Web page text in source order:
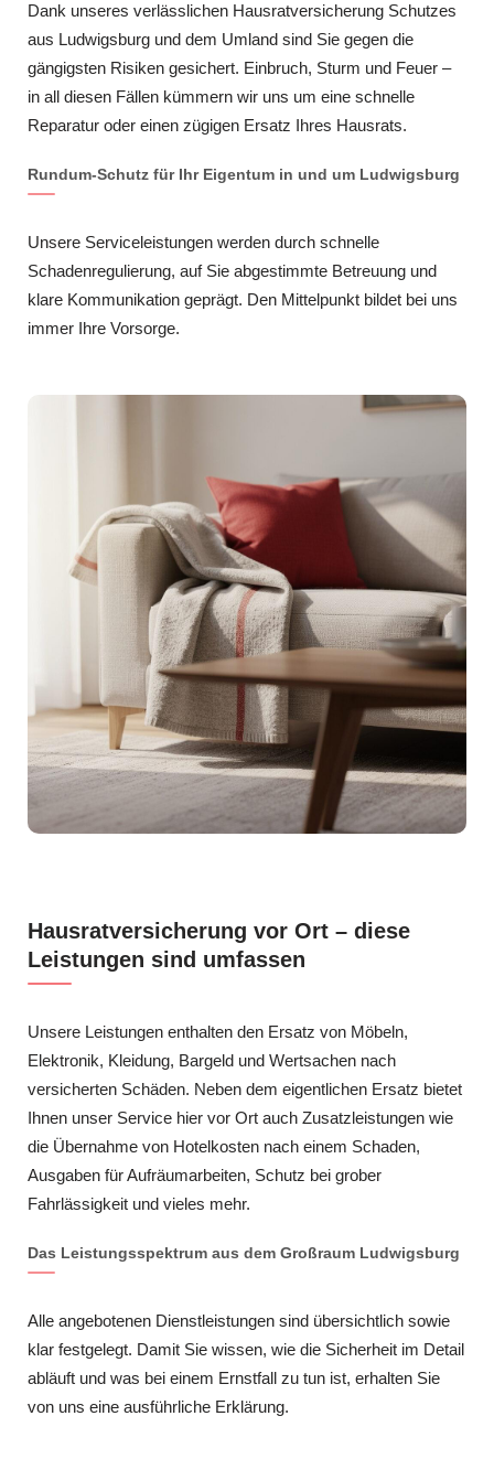
Dank unseres verlässlichen Hausratversicherung Schutzes
aus Ludwigsburg und dem Umland sind Sie gegen die
gängigsten Risiken gesichert. Einbruch, Sturm und Feuer –
in all diesen Fällen kümmern wir uns um eine schnelle
Reparatur oder einen zügigen Ersatz Ihres Hausrats.
Rundum-Schutz für Ihr Eigentum in und um Ludwigsburg
Unsere Serviceleistungen werden durch schnelle
Schadenregulierung, auf Sie abgestimmte Betreuung und
klare Kommunikation geprägt. Den Mittelpunkt bildet bei uns
immer Ihre Vorsorge.
Hausratversicherung vor Ort – diese
Leistungen sind umfassen
Unsere Leistungen enthalten den Ersatz von Möbeln,
Elektronik, Kleidung, Bargeld und Wertsachen nach
versicherten Schäden. Neben dem eigentlichen Ersatz bietet
Ihnen unser Service hier vor Ort auch Zusatzleistungen wie
die Übernahme von Hotelkosten nach einem Schaden,
Ausgaben für Aufräumarbeiten, Schutz bei grober
Fahrlässigkeit und vieles mehr.
Das Leistungsspektrum aus dem Großraum Ludwigsburg
Alle angebotenen Dienstleistungen sind übersichtlich sowie
klar festgelegt. Damit Sie wissen, wie die Sicherheit im Detail
abläuft und was bei einem Ernstfall zu tun ist, erhalten Sie
von uns eine ausführliche Erklärung.